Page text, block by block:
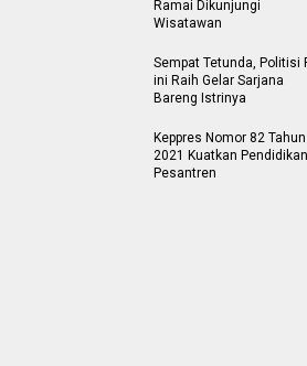
Ramai Dikunjungi
Wisatawan
Sempat Tetunda, Politisi
ini Raih Gelar Sarjana
Bareng Istrinya
Keppres Nomor 82 Tahun
2021 Kuatkan Pendidikan
Pesantren